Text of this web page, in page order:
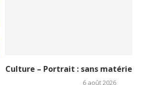
: sans matériel ni soutien, le...